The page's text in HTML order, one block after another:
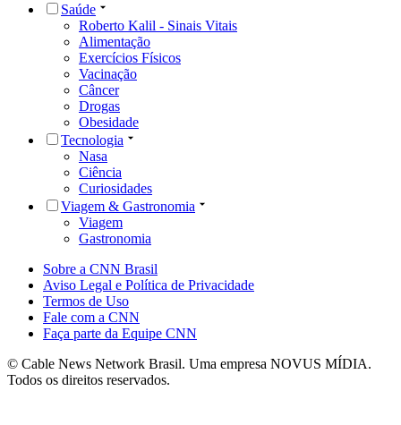
Saúde
Roberto Kalil - Sinais Vitais
Alimentação
Exercícios Físicos
Vacinação
Câncer
Drogas
Obesidade
Tecnologia
Nasa
Ciência
Curiosidades
Viagem & Gastronomia
Viagem
Gastronomia
Sobre a CNN Brasil
Aviso Legal e Política de Privacidade
Termos de Uso
Fale com a CNN
Faça parte da Equipe CNN
© Cable News Network Brasil. Uma empresa NOVUS MÍDIA.
Todos os direitos reservados.